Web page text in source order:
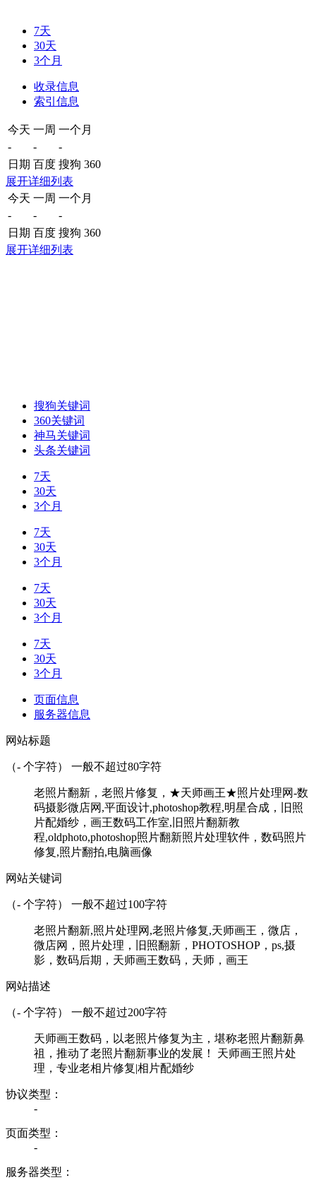
7天
30天
3个月
收录信息
索引信息
今天 一周 一个月
-
-
-
日期 百度 搜狗 360
展开详细列表
今天 一周 一个月
-
-
-
日期 百度 搜狗 360
展开详细列表
搜狗关键词
360关键词
神马关键词
头条关键词
7天
30天
3个月
7天
30天
3个月
7天
30天
3个月
7天
30天
3个月
页面信息
服务器信息
网站标题
（- 个字符） 一般不超过80字符
老照片翻新，老照片修复，★天师画王★照片处理网-数
码摄影微店网,平面设计,photoshop教程,明星合成，旧照
片配婚纱，画王数码工作室,旧照片翻新教
程,oldphoto,photoshop照片翻新照片处理软件，数码照片
修复,照片翻拍,电脑画像
网站关键词
（- 个字符） 一般不超过100字符
老照片翻新,照片处理网,老照片修复,天师画王，微店，
微店网，照片处理，旧照翻新，PHOTOSHOP，ps,摄
影，数码后期，天师画王数码，天师，画王
网站描述
（- 个字符） 一般不超过200字符
天师画王数码，以老照片修复为主，堪称老照片翻新鼻
祖，推动了老照片翻新事业的发展！ 天师画王照片处
理，专业老相片修复|相片配婚纱
协议类型：
-
页面类型：
-
服务器类型：